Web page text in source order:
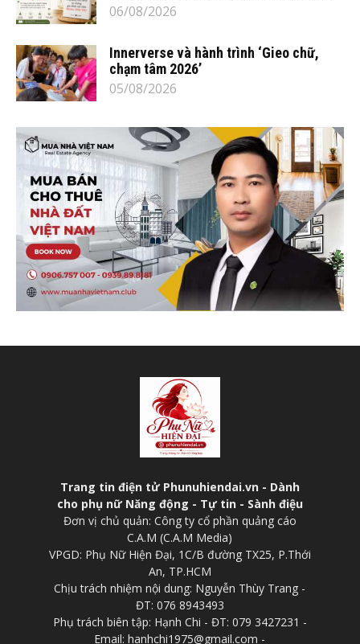
06/08/2026
Innerverse và hành trình ‘Gieo chữ,
chạm tâm 2026’
05/08/2026
Trang tin điện tử Phunuhiendai.vn - Dành
cho phụ nữ Năng động - Tự tin - Sành điệu
Đơn vị chủ quản: Công ty cổ phần quảng cáo
C.A.M (C.A.M Media)
VPGD: Phụ Nữ Hiện Đại, 1C/B đường TX25, P.Thới
An, TP.HCM
Chịu trách nhiệm nội dung: Nguyễn Thùy Trang -
ĐT: 076 8943493
Phụ trách biên tập: Hạnh Chi - ĐT: 079 3427231 -
Email: hanhchi1975@gmail.com -